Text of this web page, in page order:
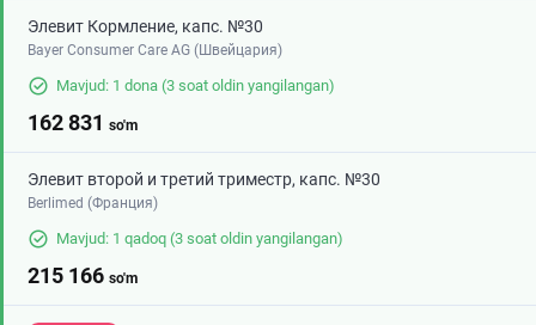
Элевит Кормление, капс. №30
Bayer Consumer Care AG (Швейцария)
Mavjud: 1 dona (3 soat oldin yangilangan)
162 831 so'm
Элевит второй и третий триместр, капс. №30
Berlimed (Франция)
Mavjud: 1 qadoq (3 soat oldin yangilangan)
215 166 so'm